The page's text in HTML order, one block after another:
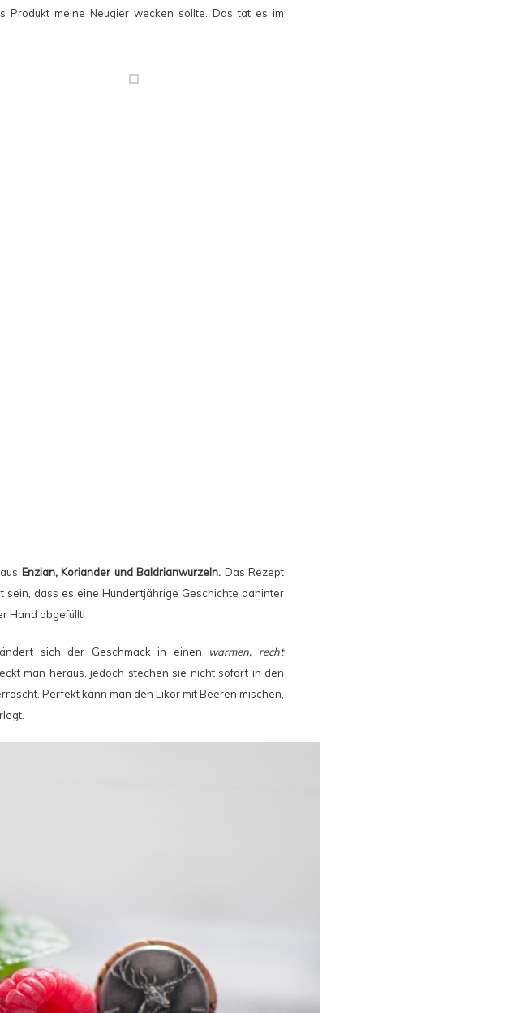
Produkt meine Neugier wecken sollte. Das tat es im
Enzian, Koriander und Baldrianwurzeln. Das Rezept
dass es eine Hundertjährige Geschichte dahinter
Hand abgefüllt!
sich der Geschmack in einen warmen, recht
man heraus, jedoch stechen sie nicht sofort in den
Perfekt kann man den Likör mit Beeren mischen,